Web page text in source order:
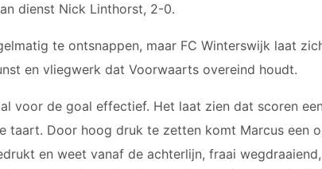
dienst Nick Linthorst, 2-0.
te ontsnappen, maar FC Winterswijk laat
en vliegwerk dat Voorwaarts overeind houdt.
voor de goal effectief. Het laat zien dat scoren
taart. Door hoog druk te zetten komt Marcus een
en weet vanaf de achterlijn, fraai